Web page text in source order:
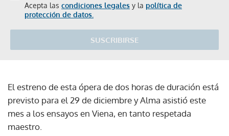
Acepta las condiciones legales y la política de
protección de datos.
SUSCRIBIRSE
El estreno de esta ópera de dos horas de duración está
previsto para el 29 de diciembre y Alma asistió este
mes a los ensayos en Viena, en tanto respetada
maestro.